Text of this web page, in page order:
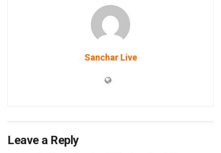
Sanchar Live
Leave a Reply